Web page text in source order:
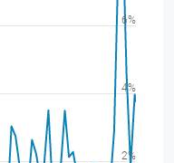
2%
4%
6%